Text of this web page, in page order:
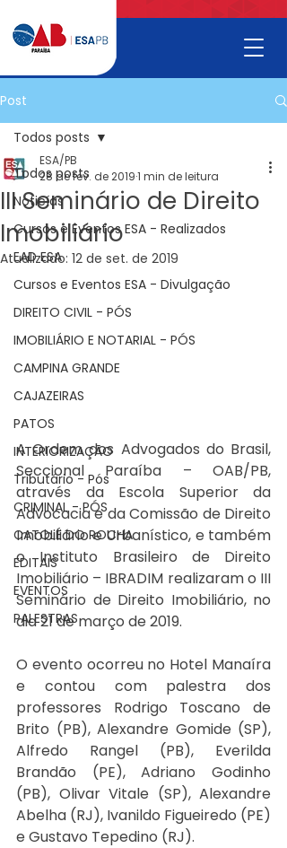
Post
Todos posts
Noticías
Cursos e Eventos ESA - Realizados
EAD ESA
Cursos e Eventos ESA - Divulgação
DIREITO CIVIL - PÓS
IMOBILIÁRIO E NOTARIAL - PÓS
CAMPINA GRANDE
CAJAZEIRAS
PATOS
INTERIORIZAÇÃO
Tributário - Pós
CRIMINAL - PÓS
CATOLÉ DO ROCHA
EDITAIS
EVENTOS
PALESTRAS
Todos posts
III Seminário de Direito
Imobiliário
ESA/PB
28 de fev. de 20191 min de leitura
Atualizado: 12 de set. de 2019
A Ordem dos Advogados do Brasil,
Seccional Paraíba – OAB/PB,
através da Escola Superior da
Advocacia e da Comissão de Direito
Imobiliário e Urbanístico, e também
o Instituto Brasileiro de Direito
Imobiliário – IBRADIM realizaram o III
Seminário de Direito Imobiliário, no
dia 21 de março de 2019.
O evento ocorreu no Hotel Manaíra
e contou com palestra dos
professores Rodrigo Toscano de
Brito (PB), Alexandre Gomide (SP),
Alfredo Rangel (PB), Everilda
Brandão (PE), Adriano Godinho
(PB), Olivar Vitale (SP), Alexandre
Abelha (RJ), Ivanildo Figueiredo (PE)
e Gustavo Tepedino (RJ).